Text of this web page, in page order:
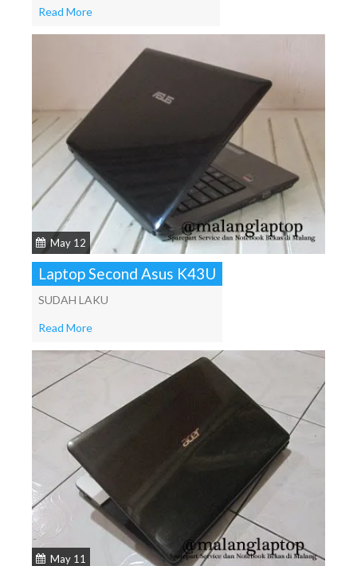
Read More
May 12
Laptop Second Asus K43U
SUDAH LAKU
Read More
May 11